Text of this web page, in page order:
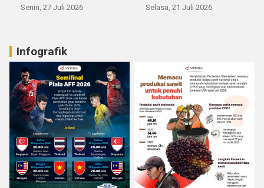
Senin, 27 Juli 2026 Selasa, 21 Juli 2026
Infografik